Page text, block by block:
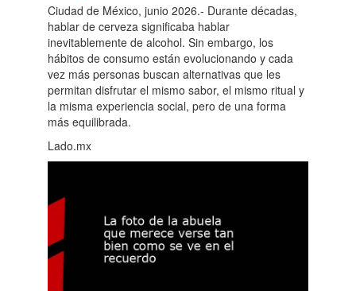
Ciudad de México, junio 2026.- Durante décadas,
hablar de cerveza significaba hablar
inevitablemente de alcohol. Sin embargo, los
hábitos de consumo están evolucionando y cada
vez más personas buscan alternativas que les
permitan disfrutar el mismo sabor, el mismo ritual y
la misma experiencia social, pero de una forma
más equilibrada.
Lado.mx